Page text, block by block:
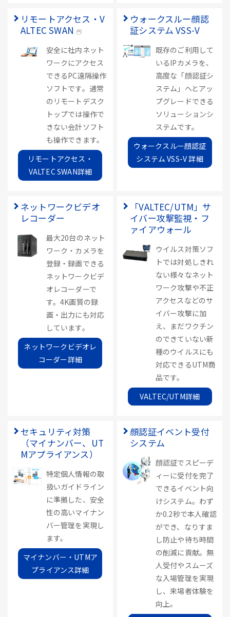
リモートアクセス・V
ALTEC SWAN
安全に社内ネット
ワークにアクセス
できるPC遠隔操作
ソフトです。通常
のリモートデスク
トップでは操作で
きない会計ソフト
も操作できます。
リモートアクセス・
VALTEC SWAN詳細
ウォークスルー顔認
証システム VSS-V
既存のご利用して
いるIPカメラを、
高度な「顔認証シ
ステム」へとアッ
プグレードできる
ソリューションシ
ステムです。
ウォークスルー顔認証
システム VSS-V 詳細
ネットワークビデオ
レコーダー
最大20台のネット
ワーク・カメラを
登録・録画できる
ネットワークビデ
オレコーダーで
す。4K画質の録
画・出力にも対応
しています。
ネットワークビデオレ
コーダー詳細
「VALTEC/UTM」サ
イバー攻撃監視・フ
ァイアウォール
ウイルス対策ソフ
トでは対処しきれ
ない様々なネット
ワーク攻撃や不正
アクセスなどのサ
イバー攻撃に加
え、まだワクチン
のできていない新
種のウイルスにも
対応できるUTM商
品です。
VALTEC/UTM詳細
セキュリティ対策
（マイナンバー、UT
Mアプライアンス）
特定個人情報の取
扱いガイドライン
に準拠した、安全
性の高いマイナン
バー管理を実現し
ます。
マイナンバー・UTMア
プライアンス詳細
顔認証イベント受付
システム
顔認証でスピーデ
ィーに受付を完了
できるイベント向
けシステム。わず
か0.2秒で本人確認
ができ、なりすま
し防止や待ち時間
の削減に貢献。無
人受付やスムーズ
な入場管理を実現
し、来場者体験を
向上。